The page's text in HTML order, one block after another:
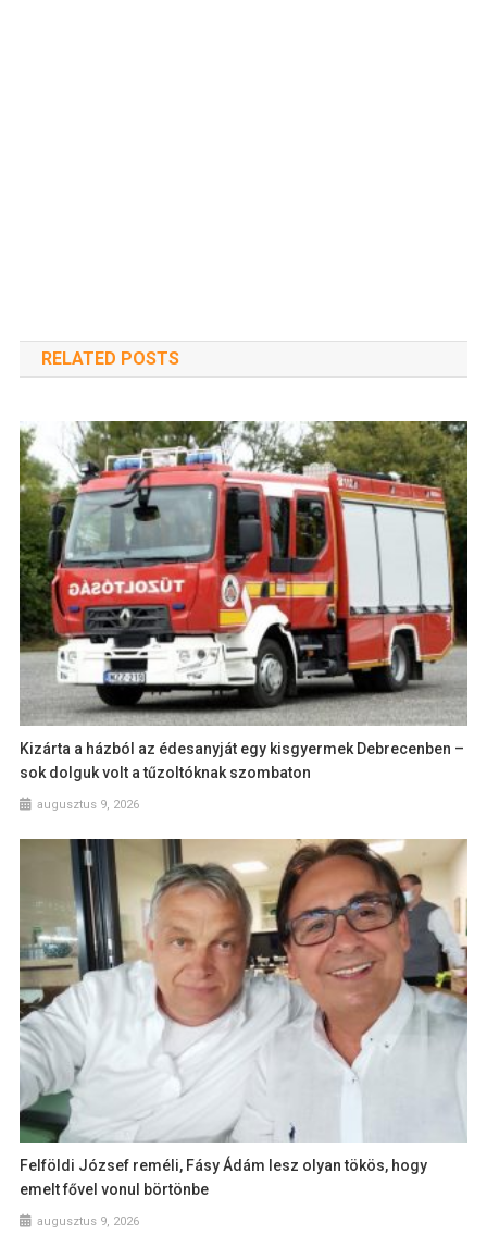
RELATED POSTS
Kizárta a házból az édesanyját egy kisgyermek Debrecenben –
sok dolguk volt a tűzoltóknak szombaton
augusztus 9, 2026
Felföldi József reméli, Fásy Ádám lesz olyan tökös, hogy
emelt fővel vonul börtönbe
augusztus 9, 2026